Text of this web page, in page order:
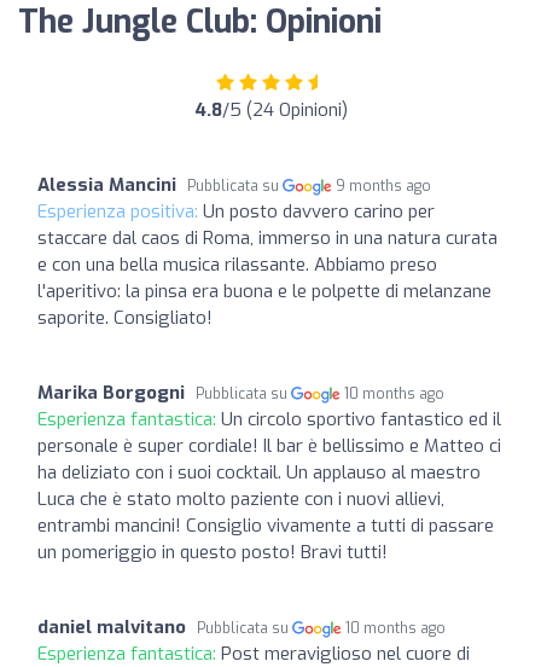
The Jungle Club: Opinioni
4.8/5 (24 Opinioni)
Alessia Mancini Pubblicata su 9 months ago
Esperienza positiva: Un posto davvero carino per
staccare dal caos di Roma, immerso in una natura curata
e con una bella musica rilassante. Abbiamo preso
l'aperitivo: la pinsa era buona e le polpette di melanzane
saporite. Consigliato!
Marika Borgogni Pubblicata su 10 months ago
Esperienza fantastica: Un circolo sportivo fantastico ed il
personale è super cordiale! Il bar è bellissimo e Matteo ci
ha deliziato con i suoi cocktail. Un applauso al maestro
Luca che è stato molto paziente con i nuovi allievi,
entrambi mancini! Consiglio vivamente a tutti di passare
un pomeriggio in questo posto! Bravi tutti!
daniel malvitano Pubblicata su 10 months ago
Esperienza fantastica: Post meraviglioso nel cuore di